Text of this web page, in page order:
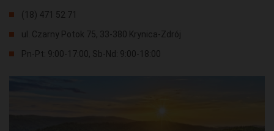
(18) 471 52 71
ul. Czarny Potok 75, 33-380 Krynica-Zdrój
Pn-Pt: 9:00-17:00, Sb-Nd: 9:00-18:00